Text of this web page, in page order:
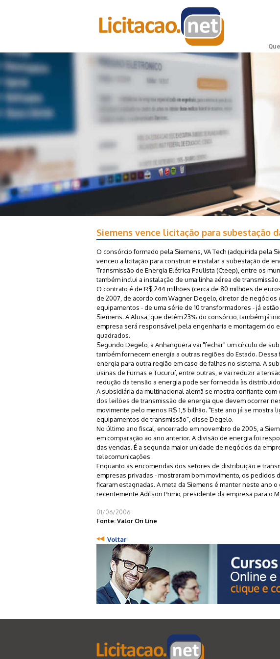
Siemens vence licitação para subestação
O consórcio formado pela Siemens, VA Tech (adquirida pela
venceu a licitação para construir e instalar a subestação de
Transmissão de Energia Elétrica Paulista (Cteep), entre os
também inclui a instalação de uma linha aérea de transmissão.
O contrato é de R$ 244 milhões (cerca de 80 milhões de
de 2007, de acordo com Wagner Degelo, diretor de
equipamentos - de uma série de 10 transformadores - já
Siemens. A Alusa, que detém 23% do consórcio, também já
empresa será responsável pela engenharia e montagem do
quadrados.
Segundo Degelo, a Anhangüera vai "fechar" um círculo de
também fornecem energia a outras regiões do Estado.
energia para outra região em caso de falhas no sistema. A
usinas de Furnas e Tucuruí, entre outras, e vai reduzir a
redução da tensão a energia pode ser fornecida às
A subsidiária da multinacional alemã se mostra confiante
dos leilões de transmissão de energia que devem ocorrer
movimente pelo menos R$ 1,5 bilhão. "Este ano já se mostra
equipamentos de transmissão", disse Degelo.
No último ano fiscal, encerrado em novembro de 2005, a
em comparação ao ano anterior. A divisão de energia foi
das vendas. É a segunda maior unidade de negócios da
telecomunicações.
Enquanto as encomendas dos setores de distribuição e
empresas privadas - mostraram bom movimento, os pedidos
ficaram estagnadas. A meta da Siemens é manter neste ano
recentemente Adilson Primo, presidente da empresa para o
01/06/2006
Fonte: Valor On Line
Voltar